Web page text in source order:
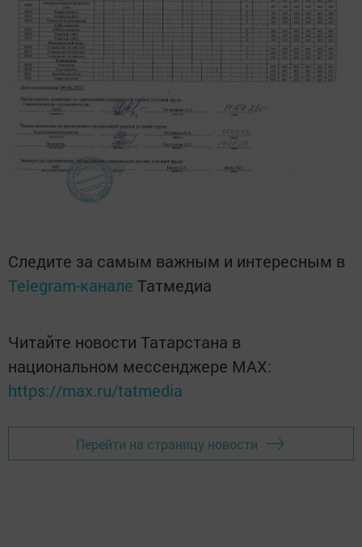
Следите за самым важным и интересным в
Telegram-канале Татмедиа
Читайте новости Татарстана в
национальном мессенджере MАХ:
https://max.ru/tatmedia
Перейти на страницу новости